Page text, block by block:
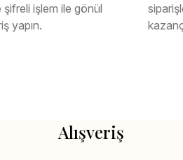
şifreli işlem ile gönül
yapın.
Alışveriş